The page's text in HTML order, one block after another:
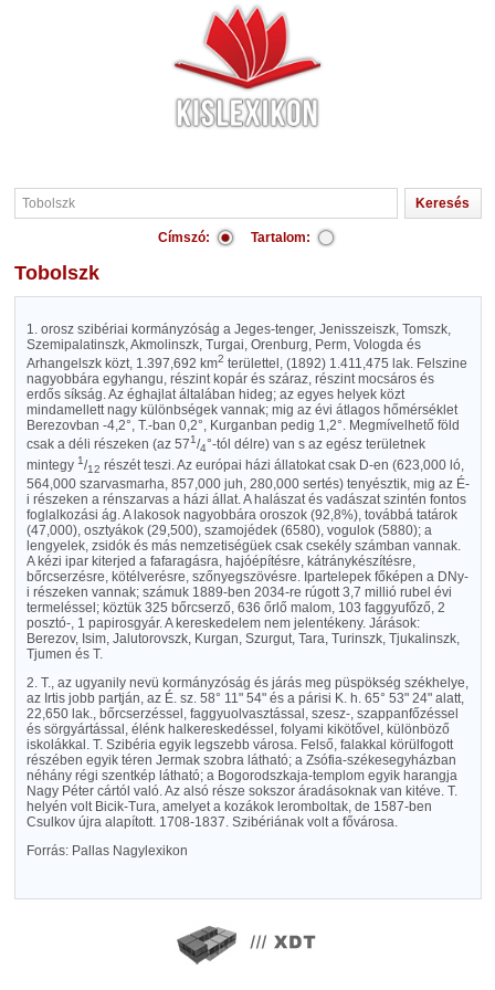
Címszó: Tartalom:
Tobolszk
1. orosz szibériai kormányzóság a Jeges-tenger, Jenisszeiszk, Tomszk,
Szemipalatinszk, Akmolinszk, Turgai, Orenburg, Perm, Vologda és
Arhangelszk közt, 1.397,692 km2 területtel, (1892) 1.411,475 lak. Felszine
nagyobbára egyhangu, részint kopár és száraz, részint mocsáros és
erdős síkság. Az éghajlat általában hideg; az egyes helyek közt
mindamellett nagy különbségek vannak; mig az évi átlagos hőmérséklet
Berezovban -4,2°, T.-ban 0,2°, Kurganban pedig 1,2°. Megmívelhető föld
csak a déli részeken (az 571/4°-tól délre) van s az egész területnek
mintegy 1/12 részét teszi. Az európai házi állatokat csak D-en (623,000 ló,
564,000 szarvasmarha, 857,000 juh, 280,000 sertés) tenyésztik, mig az É-
i részeken a rénszarvas a házi állat. A halászat és vadászat szintén fontos
foglalkozási ág. A lakosok nagyobbára oroszok (92,8%), továbbá tatárok
(47,000), osztyákok (29,500), szamojédek (6580), vogulok (5880); a
lengyelek, zsidók és más nemzetiségüek csak csekély számban vannak.
A kézi ipar kiterjed a fafaragásra, hajóépítésre, kátránykészítésre,
bőrcserzésre, kötélverésre, szőnyegszövésre. Ipartelepek főképen a DNy-
i részeken vannak; számuk 1889-ben 2034-re rúgott 3,7 millió rubel évi
termeléssel; köztük 325 bőrcserző, 636 őrlő malom, 103 faggyufőző, 2
posztó-, 1 papirosgyár. A kereskedelem nem jelentékeny. Járások:
Berezov, Isim, Jalutorovszk, Kurgan, Szurgut, Tara, Turinszk, Tjukalinszk,
Tjumen és T.
2. T., az ugyanily nevü kormányzóság és járás meg püspökség székhelye,
az Irtis jobb partján, az É. sz. 58° 11" 54" és a párisi K. h. 65° 53" 24" alatt,
22,650 lak., bőrcserzéssel, faggyuolvasztással, szesz-, szappanfőzéssel
és sörgyártással, élénk halkereskedéssel, folyami kikötővel, különböző
iskolákkal. T. Szibéria egyik legszebb városa. Felső, falakkal körülfogott
részében egyik téren Jermak szobra látható; a Zsófia-székesegyházban
néhány régi szentkép látható; a Bogorodszkaja-templom egyik harangja
Nagy Péter cártól való. Az alsó része sokszor áradásoknak van kitéve. T.
helyén volt Bicik-Tura, amelyet a kozákok leromboltak, de 1587-ben
Csulkov újra alapított. 1708-1837. Szibériának volt a fővárosa.
Forrás: Pallas Nagylexikon